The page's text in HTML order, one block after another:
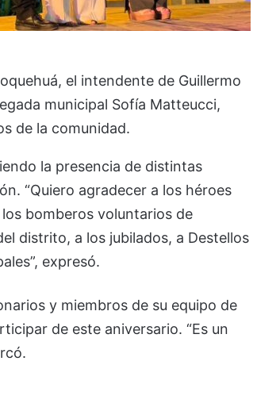
el intendente de Guillermo
municipal Sofía Matteucci,
de la comunidad.
la presencia de distintas
“Quiero agradecer a los héroes
bomberos voluntarios de
distrito, a los jubilados, a Destellos
expresó.
y miembros de su equipo de
de este aniversario. “Es un